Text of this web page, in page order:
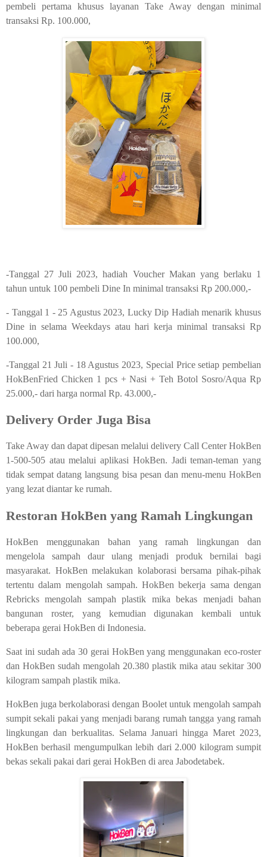
pembeli pertama khusus layanan Take Away dengan minimal
transaksi Rp. 100.000,
-Tanggal 27 Juli 2023, hadiah Voucher Makan yang berlaku 1
tahun untuk 100 pembeli Dine In minimal transaksi Rp 200.000,-
- Tanggal 1 - 25 Agustus 2023, Lucky Dip Hadiah menarik khusus
Dine in selama Weekdays atau hari kerja minimal transaksi Rp
100.000,
-Tanggal 21 Juli - 18 Agustus 2023, Special Price setiap pembelian
HokBenFried Chicken 1 pcs + Nasi + Teh Botol Sosro/Aqua Rp
25.000,- dari harga normal Rp. 43.000,-
Delivery Order Juga Bisa
Take Away dan dapat dipesan melalui delivery Call Center HokBen
1-500-505 atau melalui aplikasi HokBen. Jadi teman-teman yang
tidak sempat datang langsung bisa pesan dan menu-menu HokBen
yang lezat diantar ke rumah.
Restoran HokBen yang Ramah Lingkungan
HokBen menggunakan bahan yang ramah lingkungan dan
mengelola sampah daur ulang menjadi produk bernilai bagi
masyarakat. HokBen melakukan kolaborasi bersama pihak-pihak
tertentu dalam mengolah sampah. HokBen bekerja sama dengan
Rebricks mengolah sampah plastik mika bekas menjadi bahan
bangunan roster, yang kemudian digunakan kembali untuk
beberapa gerai HokBen di Indonesia.
Saat ini sudah ada 30 gerai HokBen yang menggunakan eco-roster
dan HokBen sudah mengolah 20.380 plastik mika atau sekitar 300
kilogram sampah plastik mika.
HokBen juga berkolaborasi dengan Boolet untuk mengolah sampah
sumpit sekali pakai yang menjadi barang rumah tangga yang ramah
lingkungan dan berkualitas. Selama Januari hingga Maret 2023,
HokBen berhasil mengumpulkan lebih dari 2.000 kilogram sumpit
bekas sekali pakai dari gerai HokBen di area Jabodetabek.